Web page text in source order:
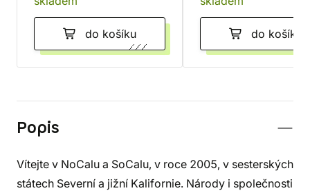
do košíku do košíku
Popis
Vítejte v NoCalu a SoCalu, v roce 2005, v sesterských
státech Severní a jižní Kalifornie. Národy i společnosti